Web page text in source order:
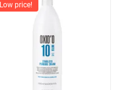
Low price!